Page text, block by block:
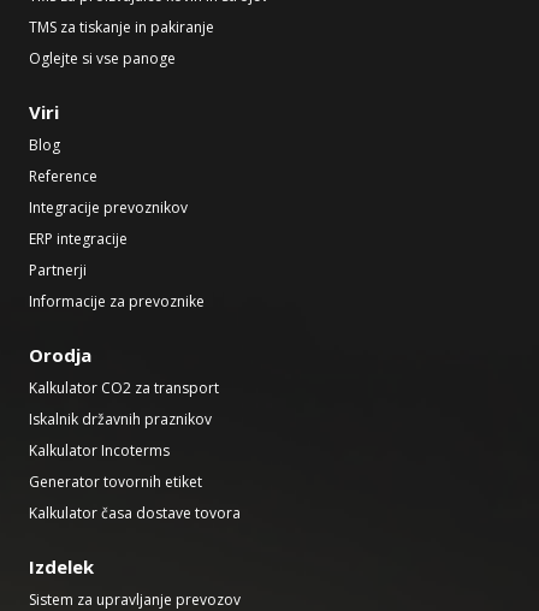
TMS za tiskanje in pakiranje
Oglejte si vse panoge
Viri
Blog
Reference
Integracije prevoznikov
ERP integracije
Partnerji
Informacije za prevoznike
Orodja
Kalkulator CO2 za transport
Iskalnik državnih praznikov
Kalkulator Incoterms
Generator tovornih etiket
Kalkulator časa dostave tovora
Izdelek
Sistem za upravljanje prevozov